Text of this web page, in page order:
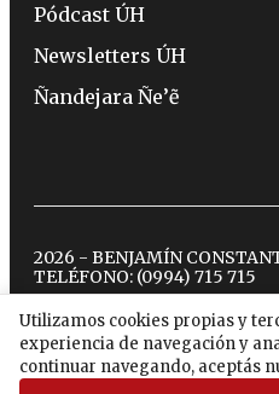
Utilizamos cookies propias y
experiencia de navegación y
continuar navegando, aceptás
Pódcast ÚH
Newsletters ÚH
Ñandejara Ñe’ẽ
2026 - BENJAMÍN
TELÉFONO: (0994) 715 715
twitterinstagram
facebook